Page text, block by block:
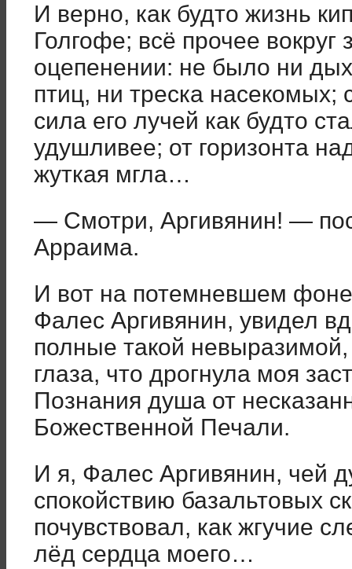
И верно, как будто жизнь
Голгофе; всё прочее вокруг
оцепенении: не было ни
птиц, ни треска
сила его лучей как будто
удушливее; от горизонта
жуткая мгла…
— Смотри, Аргивянин! —
Арраима.
И вот на потемневшем
Фалес Аргивянин, увидел
полные такой
глаза, что дрогнула моя
Познания душа от
Божественной Печали.
И я, Фалес Аргивянин, чей
спокойствию базальтовых
почувствовал, как жгучие
лёд сердца моего…